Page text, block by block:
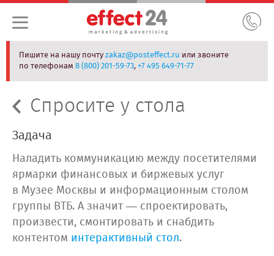
Пишите на нашу почтуzakaz@posteffect.ru или звоните
по телефонам8 (800) 201-59-73,+7 495 649-71-77
Спросите у стола
Задача
Наладить коммуникацию между посетителями
ярмарки финансовых и биржевых услуг
в Музее Москвы и информационным столом
группы ВТБ. А значит — спроектировать,
произвести, смонтировать и снабдить
контентом интерактивный стол.